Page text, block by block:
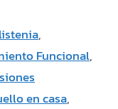
,
Funcional,
en casa,